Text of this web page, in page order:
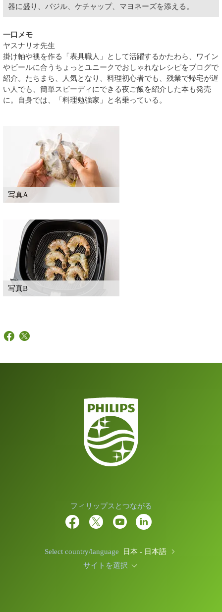
器に盛り、バジル、ケチャップ、マヨネーズを添える。
一口メモ
ヤスナリオ先生
掛け軸や襖を作る「表具職人」として活躍するかたわら、ワイン
やビールに合うちょっとユニークでおしゃれなレシピをブログで
紹介。たちまち、人気となり、料理初心者でも、残業で帰宅が遅
い人でも、簡単スピーディにできる夜ご飯を紹介した本も発売
に。自身では、「料理勉強家」と名乗っている。
写真A
写真B
フィリップスとつながる
Select country/language
日本 - 日本語
サイトを選択